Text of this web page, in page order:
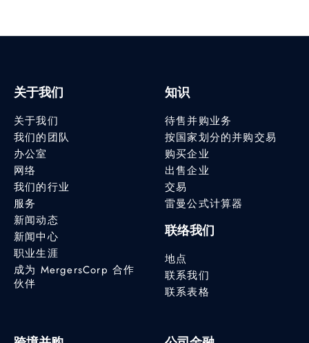
关于我们
关于我们
我们的团队
办公室
网络
我们的行业
服务
新闻动态
新闻中心
职业生涯
成为 MergersCorp 合作
伙伴
知识
待售并购业务
按国家划分的并购交易
购买企业
出售企业
交易
雷曼公式计算器
联络我们
地点
联系我们
联系表格